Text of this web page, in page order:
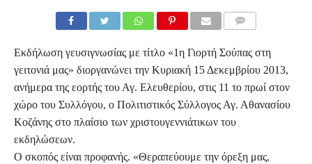
Εκδήλωση γευσιγνωσίας με τίτλο «1η Γιορτή Σούπας στη
γειτονιά μας» διοργανώνει την Κυριακή 15 Δεκεμβρίου 2013,
ανήμερα της εορτής του Αγ. Ελευθερίου, στις 11 το πρωί στον
χώρο του Συλλόγου, ο Πολιτιστικός Σύλλογος Αγ. Αθανασίου
Κοζάνης στο πλαίσιο των χριστουγεννιάτικων του
εκδηλώσεων.
Ο σκοπός είναι προφανής. «Θεραπεύουμε την όρεξη μας,